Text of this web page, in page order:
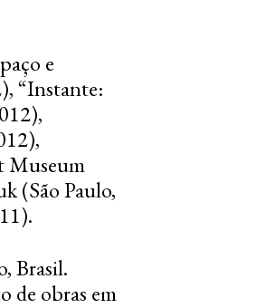
e
“Instante:
Museum
(São Paulo,
Brasil.
de obras em